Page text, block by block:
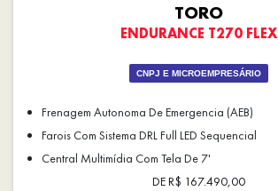
TORO
ENDURANCE T270 FLEX
CNPJ E MICROEMPRESÁRIO
Frenagem Autonoma De Emergencia (AEB)
Farois Com Sistema DRL Full LED Sequencial
Central Multimídia Com Tela De 7'
DE R$ 167.490,00